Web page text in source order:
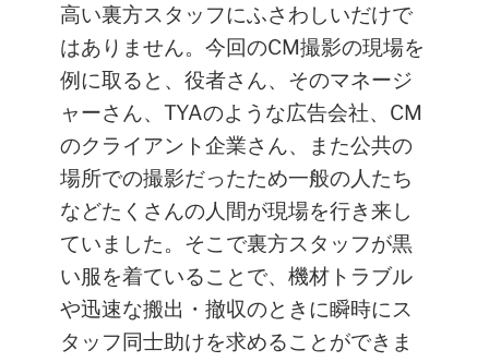
高い裏方スタッフにふさわしいだけで
はありません。今回のCM撮影の現場を
例に取ると、役者さん、そのマネージ
ャーさん、TYAのような広告会社、CM
のクライアント企業さん、また公共の
場所での撮影だったため一般の人たち
などたくさんの人間が現場を行き来し
ていました。そこで裏方スタッフが黒
い服を着ていることで、機材トラブル
や迅速な搬出・撤収のときに瞬時にス
タッフ同士助けを求めることができま